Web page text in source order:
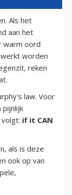
Als het
aan het
warm oord
worden
reken
law. Voor
pijnlijk
if it CAN
als is deze
ook op van